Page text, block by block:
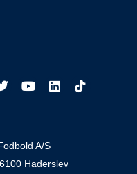
A/S
Haderslev